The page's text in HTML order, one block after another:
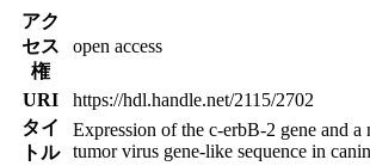
アク
セス
権
open access
URI
https://hdl.handle.net/2115/2702
タイ
トル
Expression of the c-erbB-2 gene and a
tumor virus gene-like sequence in